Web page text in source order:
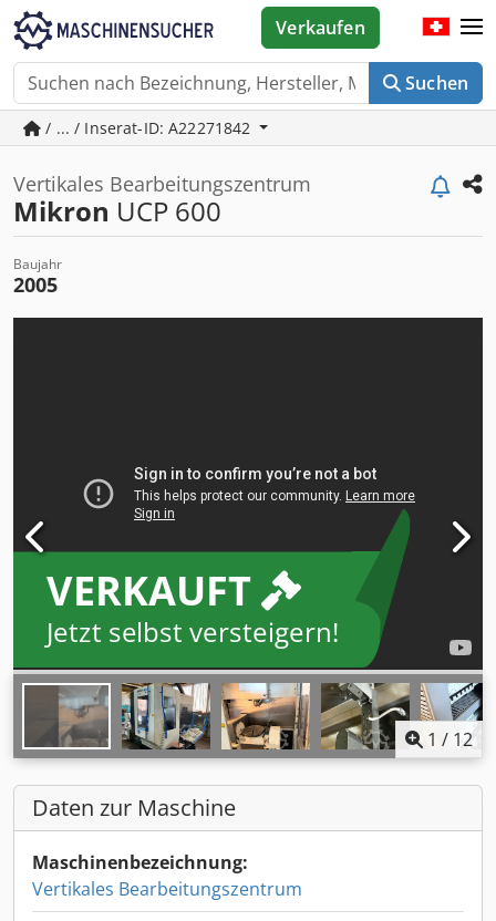
Suchen
Verkaufen
/ ... / Inserat-ID: A22271842
Vertikales Bearbeitungszentrum
Mikron UCP 600
Baujahr
2005
VERKAUFT
Jetzt selbst versteigern!
1 / 12
Daten zur Maschine
Maschinenbezeichnung:
Vertikales Bearbeitungszentrum